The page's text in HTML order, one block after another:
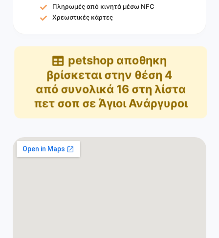
Πληρωμές από κινητά μέσω NFC
Χρεωστικές κάρτες
petshop αποθηκη
βρίσκεται στην θέση 4
από συνολικά 16 στη λίστα
πετ σοπ σε Άγιοι Ανάργυροι